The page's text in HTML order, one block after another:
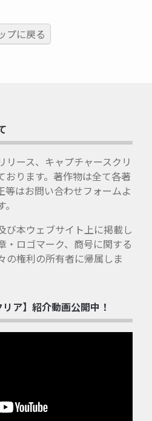
プに戻る
リース、キャプチャースクリ
おります。著作物は全て各著
等はお問い合わせフォームよ
び本ウェブサイト上に掲載し
・ロゴマーク、商号に関する
の権利の所有者に帰属しま
ア】紹介動画公開中！